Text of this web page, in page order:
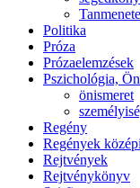
Politika
Próza
Prózaelemzések
Pszichológia,
önismeret
Regény
Regények
Rejtvények
Rejtvénykönyv